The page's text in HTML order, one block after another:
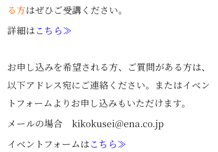
る方はぜひご受講ください。
詳細はこちら≫
お申し込みを希望される方、ご質問がある方は、
以下アドレス宛にご連絡ください。またはイベン
トフォームよりお申し込みもいただけます。
メールの場合 kikokusei@ena.co.jp
イベントフォームはこちら≫